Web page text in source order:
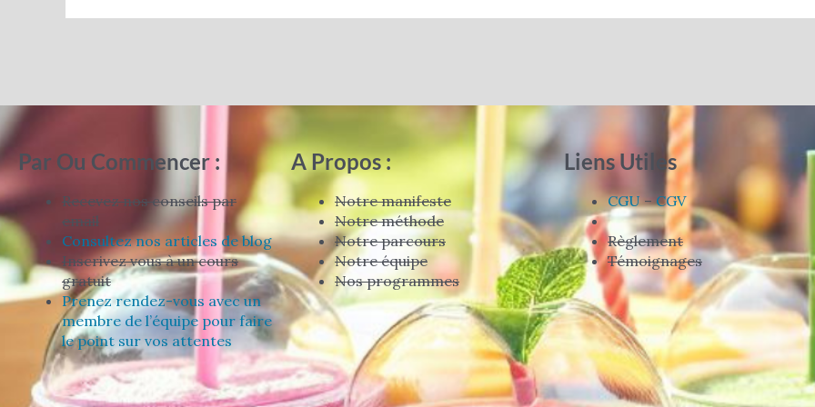
Par Ou Commencer :
Recevez nos conseils par
email
Consultez nos articles de blog
Inscrivez vous à un cours
gratuit
Prenez rendez-vous avec un
membre de l’équipe pour faire
le point sur vos attentes
A Propos :
Notre manifeste
Notre méthode
Notre parcours
Notre équipe
Nos programmes
Liens Utiles
CGU–CGV
Règlement
Témoignages